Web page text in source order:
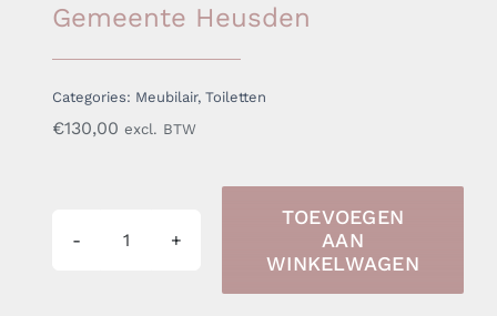
Gemeente Heusden
Categories: Meubilair, Toiletten
€130,00 excl. BTW
TOEVOEGEN
AAN
WINKELWAGEN